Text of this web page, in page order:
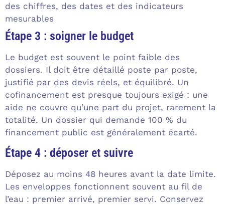
des chiffres, des dates et des indicateurs
mesurables
Étape 3 : soigner le budget
Le budget est souvent le point faible des
dossiers. Il doit être détaillé poste par poste,
justifié par des devis réels, et équilibré. Un
cofinancement est presque toujours exigé : une
aide ne couvre qu’une part du projet, rarement la
totalité. Un dossier qui demande 100 % du
financement public est généralement écarté.
Étape 4 : déposer et suivre
Déposez au moins 48 heures avant la date limite.
Les enveloppes fonctionnent souvent au fil de
l’eau : premier arrivé, premier servi. Conservez